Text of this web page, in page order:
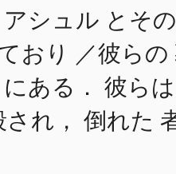
シュル とその
おり ／彼らの
ある． 彼らは
され， 倒れた